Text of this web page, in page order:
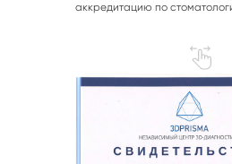
аккредитацию по
+7 (952) 341-70-18